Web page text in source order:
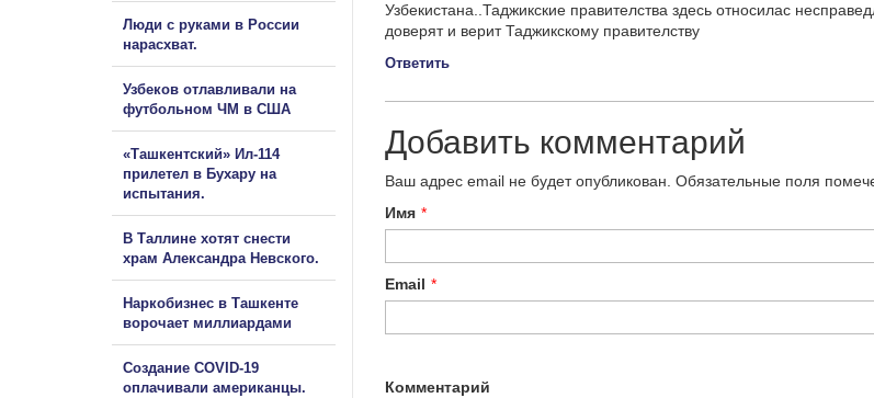
Узбекистана..Таджикские правителства здесь относилас
доверят и верит Таджикскому правителству
Ответить
Добавить комментарий
Ваш адрес email не будет опубликован. Обязательные поля
Имя *
Email *
Комментарий
Люди с руками в России
нарасхват.
Узбеков отлавливали на
футбольном ЧМ в США
«Ташкентский» Ил-114
прилетел в Бухару на
испытания.
В Таллине хотят снести
храм Александра Невского.
Наркобизнес в Ташкенте
ворочает миллиардами
Создание COVID-19
оплачивали американцы.